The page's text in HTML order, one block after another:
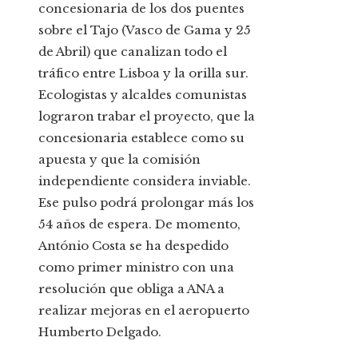
concesionaria de los dos puentes
sobre el Tajo (Vasco de Gama y 25
de Abril) que canalizan todo el
tráfico entre Lisboa y la orilla sur.
Ecologistas y alcaldes comunistas
lograron trabar el proyecto, que la
concesionaria establece como su
apuesta y que la comisión
independiente considera inviable.
Ese pulso podrá prolongar más los
54 años de espera. De momento,
António Costa se ha despedido
como primer ministro con una
resolución que obliga a ANA a
realizar mejoras en el aeropuerto
Humberto Delgado.